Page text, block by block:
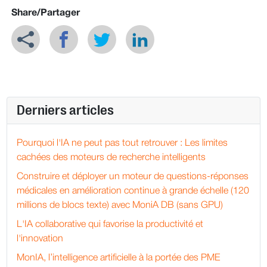
Share/Partager
Derniers articles
Pourquoi l'IA ne peut pas tout retrouver : Les limites
cachées des moteurs de recherche intelligents
Construire et déployer un moteur de questions-réponses
médicales en amélioration continue à grande échelle (120
millions de blocs texte) avec MoniA DB (sans GPU)
L'IA collaborative qui favorise la productivité et
l'innovation
MonIA, l’intelligence artificielle à la portée des PME